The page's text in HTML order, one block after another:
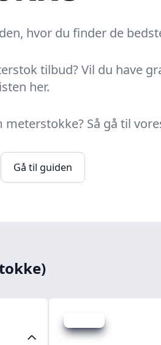
hvor du finder de
tilbud? Vil du have
her.
Så gå til
Gå til guiden